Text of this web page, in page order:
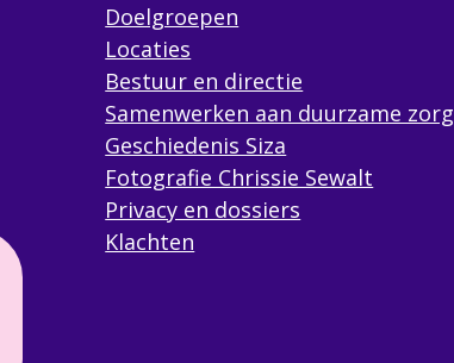
Doelgroepen
Locaties
Bestuur en directie
Samenwerken aan duurzame zorg
Geschiedenis Siza
Fotografie Chrissie Sewalt
Privacy en dossiers
Klachten